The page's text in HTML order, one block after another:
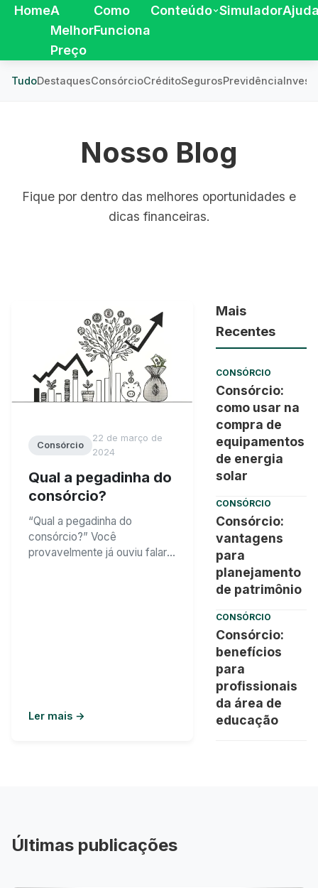
HomeA
Melhor
Preço
Como
Funciona
Conteúdo Simulador
TudoDestaquesConsórcioCréditoSegurosPrevidência
Nosso Blog
Fique por dentro das melhores oportunidades e
dicas financeiras.
Consórcio
22 de março de
2024
Qual a pegadinha do
consórcio?
“Qual a pegadinha do
consórcio?” Você
provavelmente já ouviu falar
desvendar os mistérios ...
Ler mais →
Mais
Recentes
CONSÓRCIO
Consórcio:
como usar na
compra de
equipamentos
de energia
solar
CONSÓRCIO
Consórcio:
vantagens
para
planejamento
de patrimônio
CONSÓRCIO
Consórcio:
benefícios
para
profissionais
da área de
educação
Últimas publicações